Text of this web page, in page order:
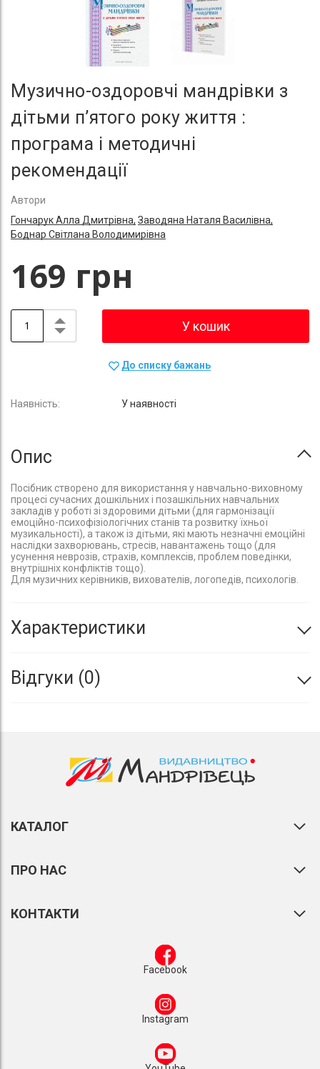
Музично-оздоровчі мандрівки з
дітьми п’ятого року життя :
програма і методичні
рекомендації
Автори
Гончарук Алла Дмитрівна, Заводяна Наталя Василівна,
Боднар Світлана Володимирівна
169 грн
У кошик
До списку бажань
У наявності
Опис
Посібник створено для використання у навчально-виховному
процесі сучасних дошкільних і позашкільних навчальних
закладів у роботі зі здоровими дітьми (для гармонізації
емоційно-психофізіологічних станів та розвитку їхньої
музикальності), а також із дітьми, які мають незначні емоційні
наслідки захворювань, стресів, навантажень тощо (для
усунення неврозів, страхів, комплексів, проблем поведінки,
внутрішніх конфліктів тощо).
Для музичних керівників, вихователів, логопедів, психологів.
Характеристики
Відгуки 0
КАТАЛОГ
ПРО НАС
КОНТАКТИ
Facebook
Instagram